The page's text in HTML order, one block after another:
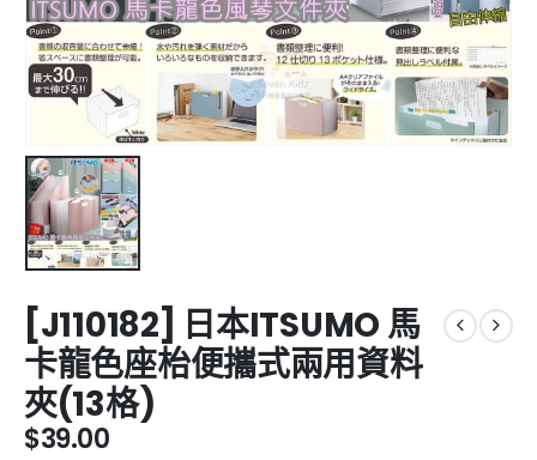
[J110182] 日本ITSUMO 馬
卡龍色座枱便攜式兩用資料
夾(13格)
$39.00